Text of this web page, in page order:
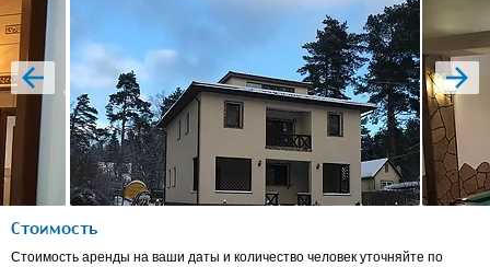
prev next
Стоимость
Стоимость аренды на ваши даты и количество человек уточняйте по